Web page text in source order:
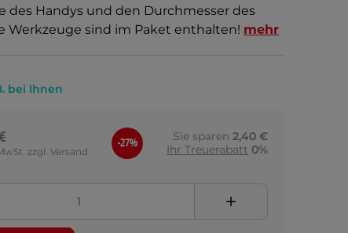
des Handys und den Durchmesser des
Werkzeuge sind im Paket enthalten! mehr
bei Ihnen
zzgl. Versand
-27% Sie sparen 2,40 €
Ihr Treuerabatt 0%